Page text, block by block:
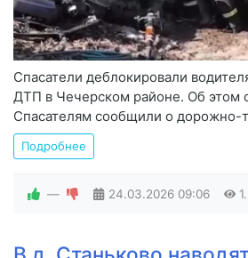
Спасатели деблокировали
ДТП в Чечерском районе. Об
Спасателям сообщили о дорожно-
Подробнее
— 24.03.2026 09:06